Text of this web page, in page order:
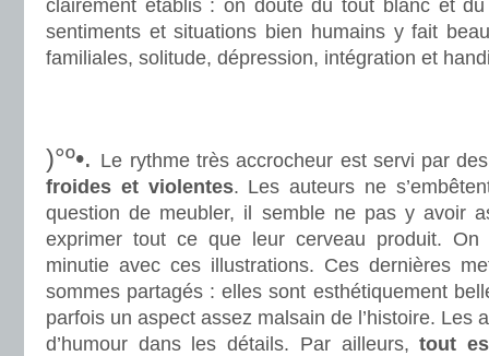
clairement établis : on doute du tout blanc et du
sentiments et situations bien humains y fait
familiales, solitude, dépression, intégration et
)°º•. Le rythme très accrocheur est servi par
froides et violentes. Les auteurs ne
question de meubler, il semble ne pas y avoir
exprimer tout ce que leur cerveau produit. On
minutie avec ces illustrations. Ces dernières
sommes partagés : elles sont esthétiquement
parfois un aspect assez malsain de l’histoire. Les
d’humour dans les détails. Par ailleurs,tout